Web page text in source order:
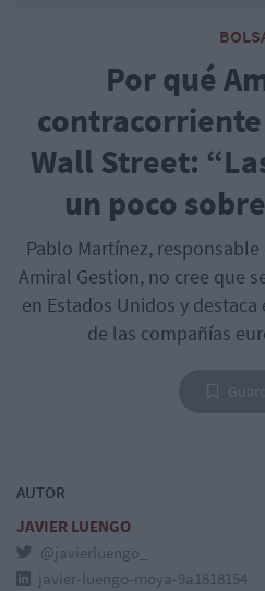
Por qué
contracorriente
Wall Street:
un poco
Pablo Martínez,
Amiral Gestion, no cree que
en Estados Unidos y
de las compañías
AUTOR
JAVIER LUENGO
@javierluengo_
javier-luengo-moya-9a1818154